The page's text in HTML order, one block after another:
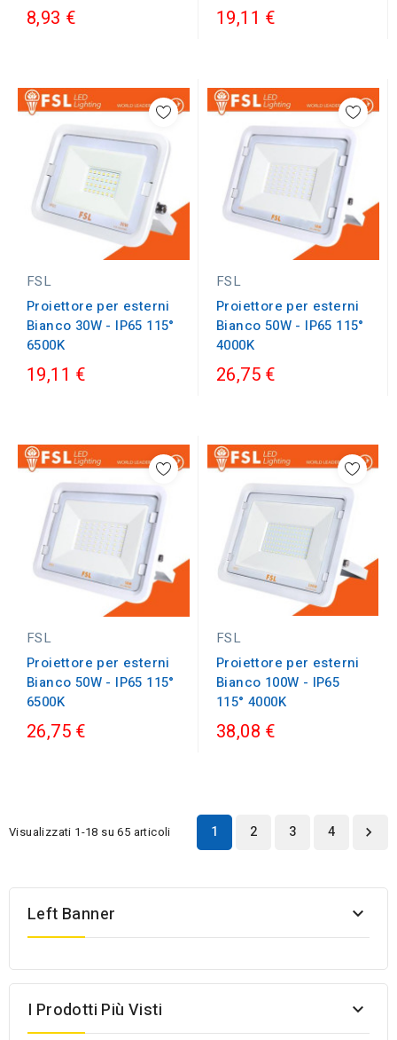
8,93 € 19,11 €
FSL
Proiettore per esterni
Bianco 30W - IP65 115°
6500K
19,11 €
FSL
Proiettore per esterni
Bianco 50W - IP65 115°
4000K
26,75 €
FSL
Proiettore per esterni
Bianco 50W - IP65 115°
6500K
26,75 €
FSL
Proiettore per esterni
Bianco 100W - IP65
115° 4000K
38,08 €
Visualizzati 1-18 su 65 articoli 1 2 3 4 
Left Banner 
I Prodotti Più Visti 